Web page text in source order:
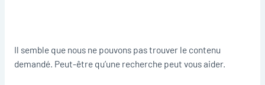
Il semble que nous ne pouvons pas trouver le contenu
demandé. Peut-être qu’une recherche peut vous aider.